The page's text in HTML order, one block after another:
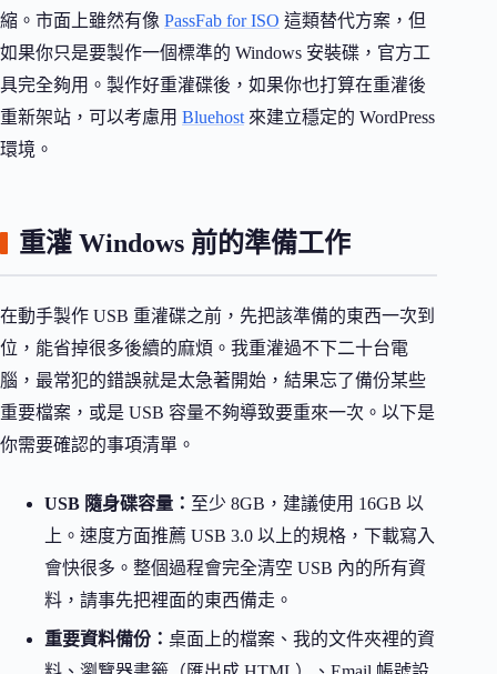
縮。市面上雖然有像 PassFab for ISO 這類替代方案，但
如果你只是要製作一個標準的 Windows 安裝碟，官方工
具完全夠用。製作好重灌碟後，如果你也打算在重灌後
重新架站，可以考慮用 Bluehost來建立穩定的 WordPress
環境。
重灌 Windows 前的準備工作
在動手製作 USB 重灌碟之前，先把該準備的東西一次到
位，能省掉很多後續的麻煩。我重灌過不下二十台電
腦，最常犯的錯誤就是太急著開始，結果忘了備份某些
重要檔案，或是 USB 容量不夠導致要重來一次。以下是
你需要確認的事項清單。
USB 隨身碟容量： 至少 8GB，建議使用 16GB 以
上。速度方面推薦 USB 3.0 以上的規格，下載寫入
會快很多。整個過程會完全清空 USB 內的所有資
料，請事先把裡面的東西備走。
重要資料備份： 桌面上的檔案、我的文件夾裡的資